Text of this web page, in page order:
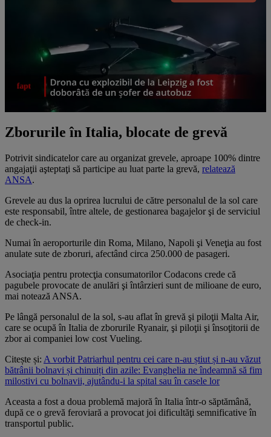
Zborurile în Italia, blocate de grevă
Potrivit sindicatelor care au organizat grevele, aproape 100% dintre
angajaţii aşteptaţi să participe au luat parte la grevă, relatează
ANSA.
Grevele au dus la oprirea lucrului de către personalul de la sol care
este responsabil, între altele, de gestionarea bagajelor şi de serviciul
de check-in.
Numai în aeroporturile din Roma, Milano, Napoli şi Veneţia au fost
anulate sute de zboruri, afectând circa 250.000 de pasageri.
Asociaţia pentru protecţia consumatorilor Codacons crede că
pagubele provocate de anulări şi întârzieri sunt de milioane de euro,
mai notează ANSA.
Pe lângă personalul de la sol, s-au aflat în grevă şi piloţii Malta Air,
care se ocupă în Italia de zborurile Ryanair, şi piloţii şi însoţitorii de
zbor ai companiei low cost Vueling.
Citește și: A vorbit Patriarhul pentru cei care n-au știut și n-au văzut
bătrânii bolnavi și chinuiți din azile: Evanghelia ne îndeamnă să fim
milostivi cu bolnavii, ajutându-i la spital sau în casele lor
Aceasta a fost a doua problemă majoră în Italia într-o săptămână,
după ce o grevă feroviară a provocat joi dificultăţi semnificative în
transportul public.